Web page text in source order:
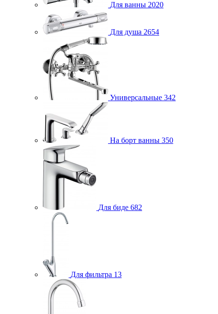
Для ванны 2020
Для душа 2654
Универсальные 342
На борт ванны 350
Для биде 682
Для фильтра 13